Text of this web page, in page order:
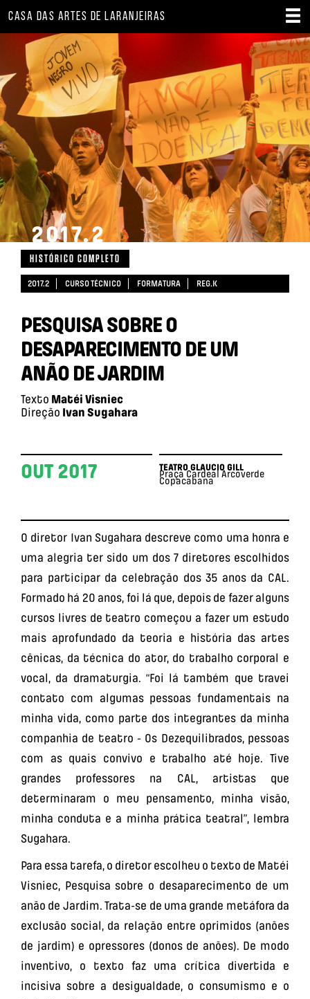
CASA DAS ARTES DE LARANJEIRAS
2017.2
HISTÓRICO COMPLETO
2017.2 CURSO TÉCNICO FORMATURA REG.K
PESQUISA SOBRE O
DESAPARECIMENTO DE UM
ANÃO DE JARDIM
Texto Matéi Visniec
Direção Ivan Sugahara
OUT 2017 TEATRO GLAUCIO GILL
Praça Cardeal Arcoverde
Copacabana
O diretor Ivan Sugahara descreve como uma honra e
uma alegria ter sido um dos 7 diretores escolhidos
para participar da celebração dos 35 anos da CAL.
Formado há 20 anos, foi lá que, depois de fazer alguns
cursos livres de teatro começou a fazer um estudo
mais aprofundado da teoria e história das artes
cênicas, da técnica do ator, do trabalho corporal e
vocal, da dramaturgia. “Foi lá também que travei
contato com algumas pessoas fundamentais na
minha vida, como parte dos integrantes da minha
companhia de teatro - Os Dezequilibrados, pessoas
com as quais convivo e trabalho até hoje. Tive
grandes professores na CAL, artistas que
determinaram o meu pensamento, minha visão,
minha conduta e a minha prática teatral”, lembra
Sugahara.
Para essa tarefa, o diretor escolheu o texto de Matéi
Visniec, Pesquisa sobre o desaparecimento de um
anão de Jardim. Trata-se de uma grande metáfora da
exclusão social, da relação entre oprimidos (anões
de jardim) e opressores (donos de anões). De modo
inventivo, o texto faz uma crítica divertida e
incisiva sobre a desigualdade, o consumismo e o